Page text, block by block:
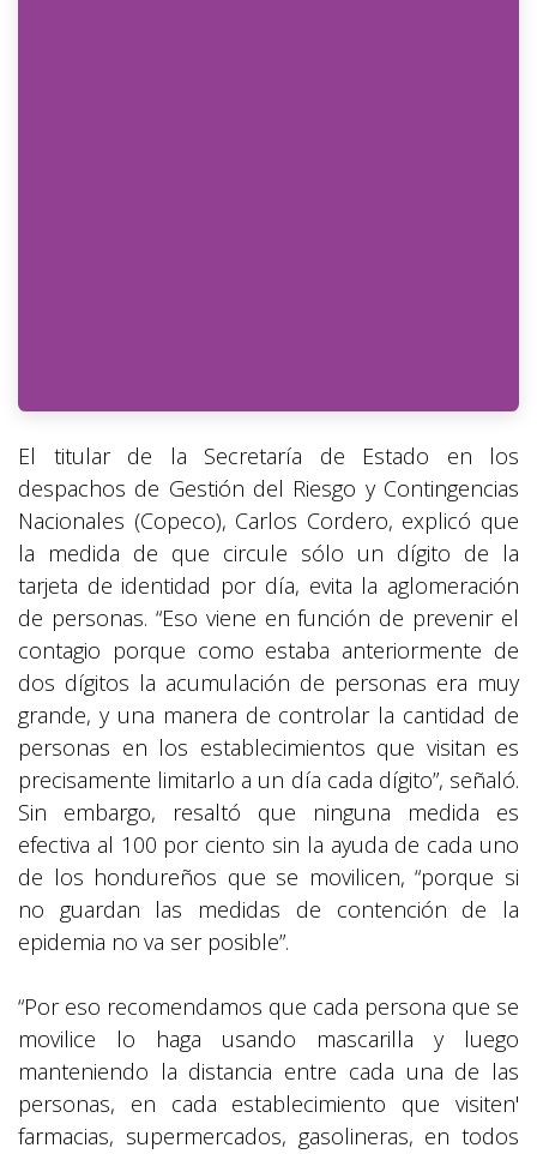
El titular de la Secretaría de Estado en los
despachos de Gestión del Riesgo y Contingencias
Nacionales (Copeco), Carlos Cordero, explicó que
la medida de que circule sólo un dígito de la
tarjeta de identidad por día, evita la aglomeración
de personas. “Eso viene en función de prevenir el
contagio porque como estaba anteriormente de
dos dígitos la acumulación de personas era muy
grande, y una manera de controlar la cantidad de
personas en los establecimientos que visitan es
precisamente limitarlo a un día cada dígito”, señaló.
Sin embargo, resaltó que ninguna medida es
efectiva al 100 por ciento sin la ayuda de cada uno
de los hondureños que se movilicen, “porque si
no guardan las medidas de contención de la
epidemia no va ser posible”.
“Por eso recomendamos que cada persona que se
movilice lo haga usando mascarilla y luego
manteniendo la distancia entre cada una de las
personas, en cada establecimiento que visiten'
farmacias, supermercados, gasolineras, en todos